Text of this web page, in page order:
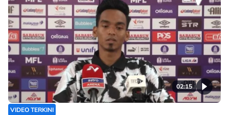
02:15
VIDEO TERKINI